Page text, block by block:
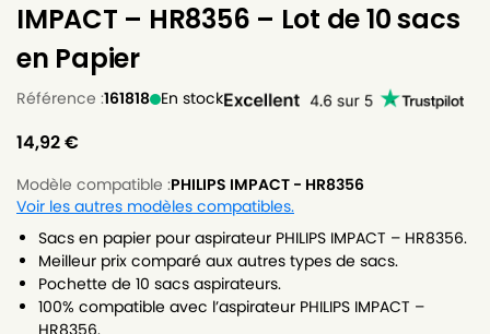
IMPACT – HR8356 – Lot de 10 sacs
en Papier
Référence :161818 En stock
14,92€
Modèle compatible :PHILIPS IMPACT - HR8356
Voir les autres modèles compatibles.
Sacs en papier pour aspirateur PHILIPS IMPACT – HR8356.
Meilleur prix comparé aux autres types de sacs.
Pochette de 10 sacs aspirateurs.
100% compatible avec l’aspirateur PHILIPS IMPACT –